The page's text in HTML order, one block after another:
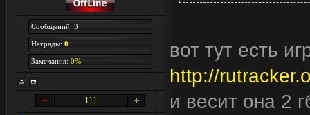
Сообщений: 3
Награды: 0
Замечания: 0%
111
вот тут есть
http://
и весит она 2